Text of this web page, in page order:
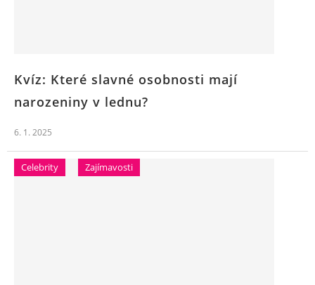
Kvíz: Které slavné osobnosti mají
narozeniny v lednu?
6. 1. 2025
Celebrity Zajímavosti